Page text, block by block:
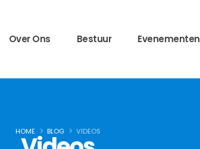
Over Ons Bestuur Evenementen
HOME BLOG VIDEOS